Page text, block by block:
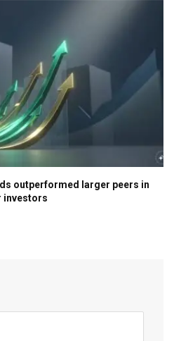
outperformed larger peers in
investors